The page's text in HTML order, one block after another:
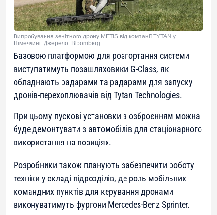
Випробування зенітного дрону METIS від компанії TYTAN у
Німеччині. Джерело: Bloomberg
Базовою платформою для розгортання системи
виступатимуть позашляховики G-Class, які
обладнають радарами та радарами для запуску
дронів-перехоплювачів від Tytan Technologies.
При цьому пускові установки з озброєнням можна
буде демонтувати з автомобілів для стаціонарного
використання на позиціях.
Розробники також планують забезпечити роботу
техніки у складі підрозділів, де роль мобільних
командних пунктів для керування дронами
виконуватимуть фургони Mercedes-Benz Sprinter.